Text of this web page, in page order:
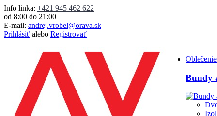
Info linka: +421 945 462 622
od 8:00 do 21:00
E-mail: andrej.vrobel@orava.sk
Prihlásiť alebo Registrovať
Oblečenie
Bundy